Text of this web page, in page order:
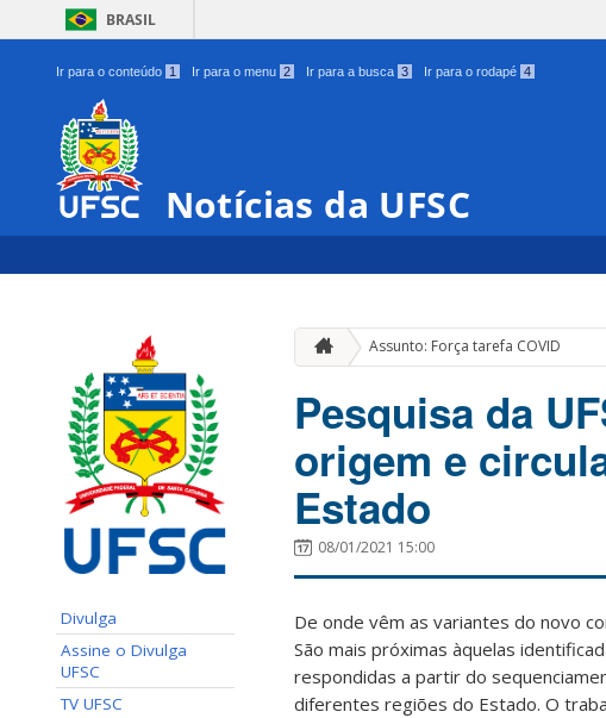
BRASIL
Ir para o conteúdo 1 Ir para o menu 2 Ir para a busca 3 Ir para o rodapé 4
Notícias da UFSC
Divulga
Assine o Divulga
UFSC
TV UFSC
Assunto: Força tarefa COVID
Pesquisa da
origem e
Estado
08/01/2021 15:00
De onde vêm as variantes do novo
São mais próximas àquelas
respondidas a partir do
diferentes regiões do Estado. O